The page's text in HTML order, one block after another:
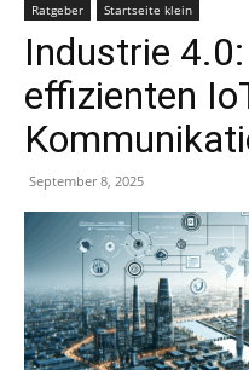
Ratgeber Startseite klein
Industrie
effizienten
September 8, 2025